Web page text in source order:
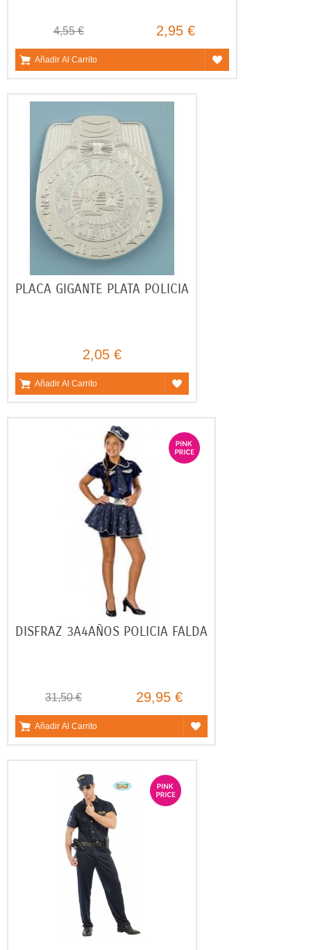
4,55 € 2,95 €
Añadir Al Carrito
PLACA GIGANTE PLATA POLICIA
2,05 €
Añadir Al Carrito
DISFRAZ 3A4AÑOS POLICIA FALDA
31,50 € 29,95 €
Añadir Al Carrito